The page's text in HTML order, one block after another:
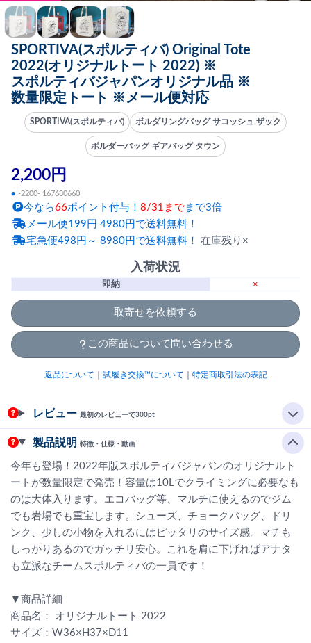
SPORTIVA(スポルティバ) Original Tote
2022(オリジナルトート 2022) ※
スポルティバジャパンオリジナル品 ※
数量限定トート ※メール便対応
SPORTIVA(スポルティバ) ボルダリングバッグ サコッシュ ザック
ボルダーバッグ ギアバッグ タウン
2,200円
● -2200- 167680660
今なら66ポイント付与！ 8/31まで まで3倍
メール便199円 4980円で送料無料！
宅急便498円～ 8980円で送料無料！ 在庫残り×
入荷状況
即納 ×
取寄せを依頼する
この商品について問い合わせる
返品について 試履き交換™について 特定商取引法の表記
レビュー 最初のレビューで300pt
製品説明 特徴・仕様・動画
今年も登場！2022年版スポルティバジャパンのオリジナルト
ートが数量限定で発売！容量は10Lでクライミングに必要なも
のは大体入ります。エコバッグ等、マルチに使えるのでジム
でも岩場でも重宝します。シューズ、チョークバッグ、ドリ
ンク、少しの小物を入れるにはピッタリのサイズ感。マチも
しっかりあるのでガッチリ安心。これを肩に下げればアナタ
も立派なチームスポルティバの一員です！
▼商品詳細
商品名： オリジナルトート 2022
サイズ：W36×H37×D11